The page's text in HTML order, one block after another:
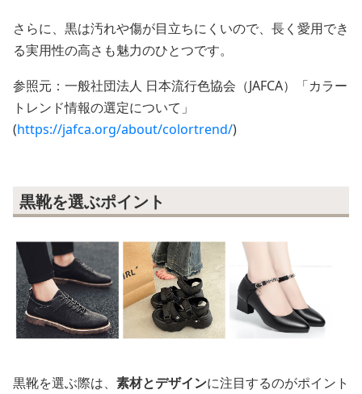
さらに、黒は汚れや傷が目立ちにくいので、長く愛用でき
る実用性の高さも魅力のひとつです。
参照元：一般社団法人 日本流行色協会（JAFCA）「カラー
トレンド情報の選定について」
(https://jafca.org/about/colortrend/)
黒靴を選ぶポイント
黒靴を選ぶ際は、 素材とデザインに注目するのがポイント